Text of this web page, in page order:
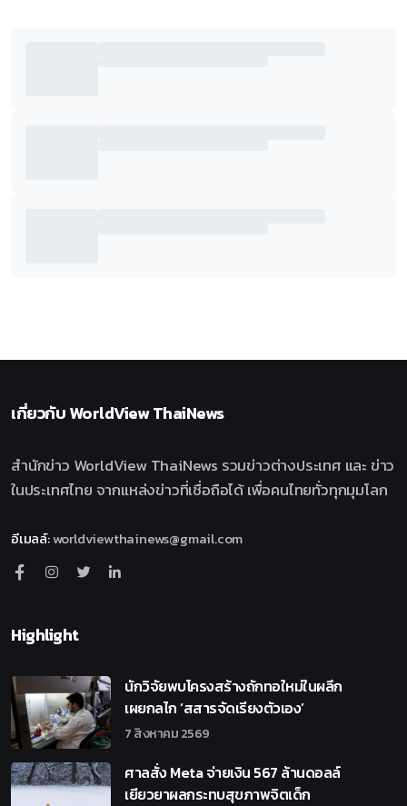
เกี่ยวกับWorldView ThaiNews
สำนักข่าว WorldView ThaiNews รวมข่าวต่างประเทศ และ ข่าว
ในประเทศไทย จากแหล่งข่าวที่เชื่อถือได้ เพื่อคนไทยทั่วทุกมุมโลก
อีเมลล์:worldviewthainews@gmail.com
Highlight
นักวิจัยพบโครงสร้างถักทอใหม่ในผลึก
เผยกลไก ‘สสารจัดเรียงตัวเอง’
7 สิงหาคม 2569
ศาลสั่ง Meta จ่ายเงิน 567 ล้านดอลล์
เยียวยาผลกระทบสุขภาพจิตเด็ก